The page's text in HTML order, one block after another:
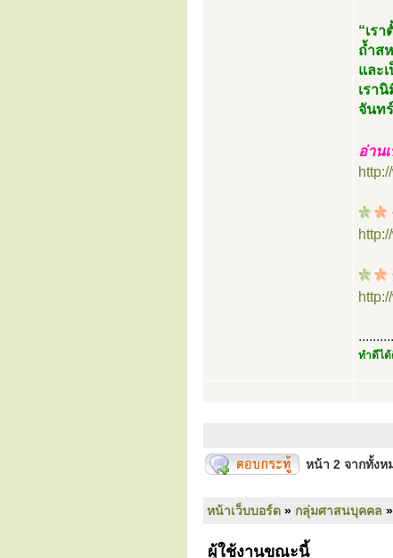
“เร
ถ้ำส
และ
เรา
จันท
อ่าน
ทำดีไ
หน้า 2 จากทั้งห
หน้าเว็บบอร์ด » กลุ่มศาสนบุคคล »
ผู้ใช้งานขณะนี้